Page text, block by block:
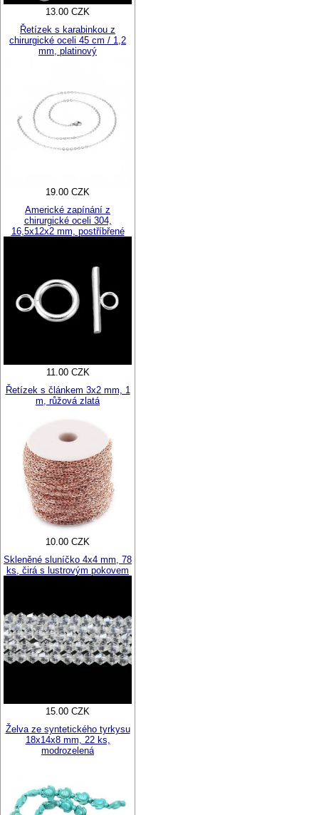
13.00 CZK
Řetízek s karabinkou z
chirurgické oceli 45 cm / 1,2
mm, platinový
19.00 CZK
Americké zapínání z
chirurgické oceli 304,
16,5x12x2 mm, postříbřené
11.00 CZK
Řetízek s článkem 3x2 mm, 1
m, růžová zlatá
10.00 CZK
Skleněné sluníčko 4x4 mm, 78
ks, čirá s lustrovým pokovem
15.00 CZK
Želva ze syntetického tyrkysu
18x14x8 mm, 22 ks,
modrozelená